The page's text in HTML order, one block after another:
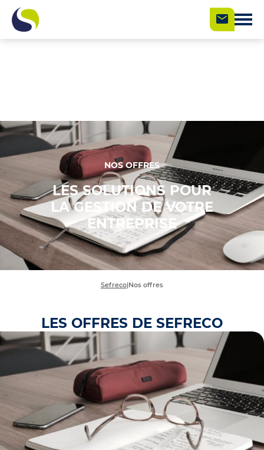
NOS OFFRES
LES SOLUTIONS POUR
LA GESTION DE VOTRE
ENTREPRISE
Sefreco|Nos offres
LES OFFRES DE SEFRECO